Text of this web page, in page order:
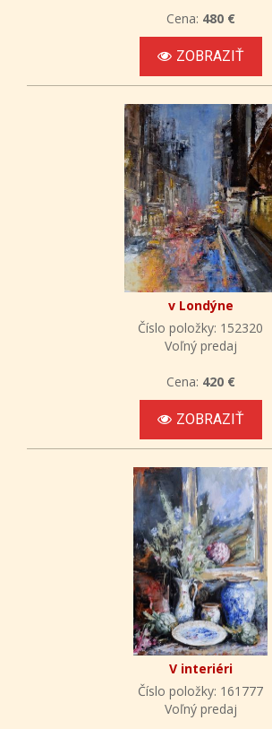
Cena: 480 €
ZOBRAZIŤ
v Londýne
Číslo položky: 152320
Voľný predaj
Cena: 420 €
ZOBRAZIŤ
V interiéri
Číslo položky: 161777
Voľný predaj